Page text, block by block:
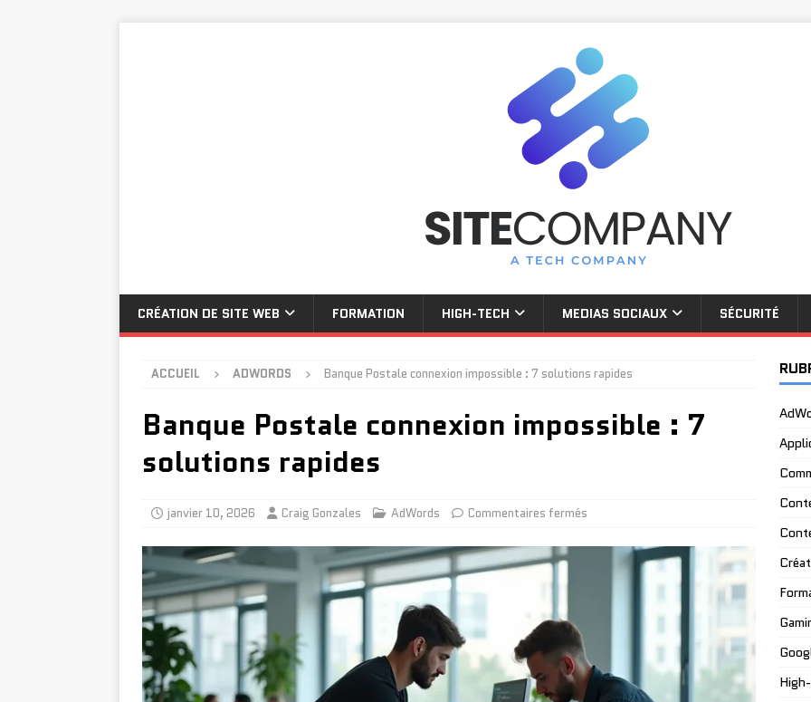
CRÉATION DE SITE WEB FORMATION HIGH-TECH MEDIAS SOCIAUX SÉCURITÉ
ACCUEIL ADWORDS Banque Postale connexion impossible : 7 solutions rapides
Banque Postale connexion impossible : 7
solutions rapides
janvier 10, 2026 Craig Gonzales AdWords Commentaires fermés